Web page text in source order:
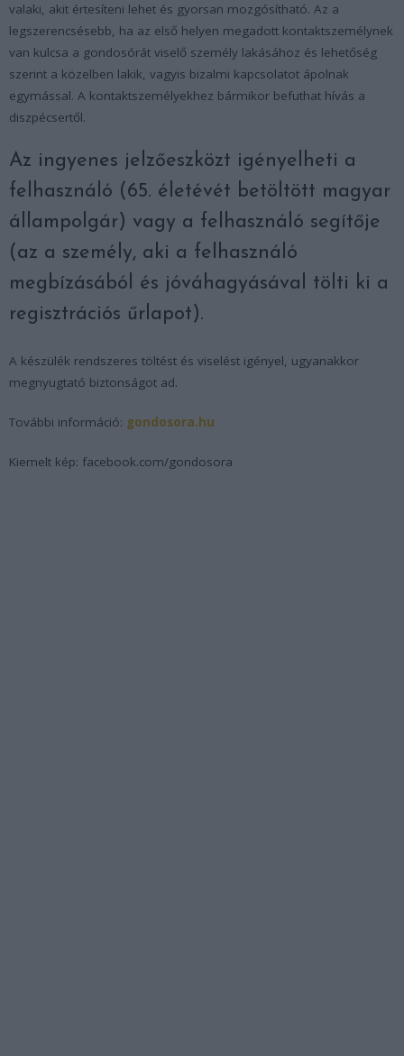
valaki, akit értesíteni lehet és gyorsan mozgósítható. Az a
legszerencsésebb, ha az első helyen megadott kontaktszemélynek
van kulcsa a gondosórát viselő személy lakásához és lehetőség
szerint a közelben lakik, vagyis bizalmi kapcsolatot ápolnak
egymással. A kontaktszemélyekhez bármikor befuthat hívás a
diszpécsertől.
Az ingyenes jelzőeszközt igényelheti a
felhasználó (65. életévét betöltött magyar
állampolgár) vagy a felhasználó segítője
(az a személy, aki a felhasználó
megbízásából és jóváhagyásával tölti ki a
regisztrációs űrlapot).
A készülék rendszeres töltést és viselést igényel, ugyanakkor
megnyugtató biztonságot ad.
További információ: gondosora.hu
Kiemelt kép: facebook.com/gondosora